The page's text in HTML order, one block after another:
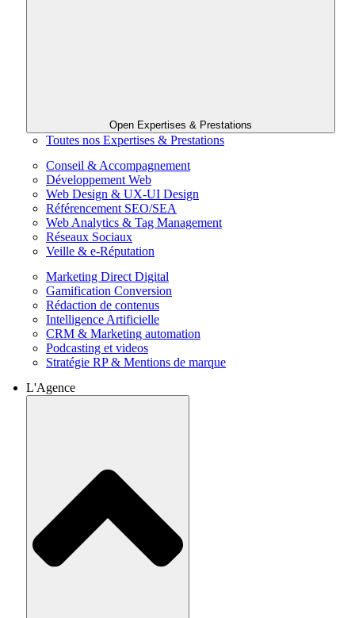
Open Expertises & Prestations
Toutes nos Expertises & Prestations
Conseil & Accompagnement
Développement Web
Web Design & UX-UI Design
Référencement SEO/SEA
Web Analytics & Tag Management
Réseaux Sociaux
Veille & e-Réputation
Marketing Direct Digital
Gamification Conversion
Rédaction de contenus
Intelligence Artificielle
CRM & Marketing automation
Podcasting et videos
Stratégie RP & Mentions de marque
L'Agence